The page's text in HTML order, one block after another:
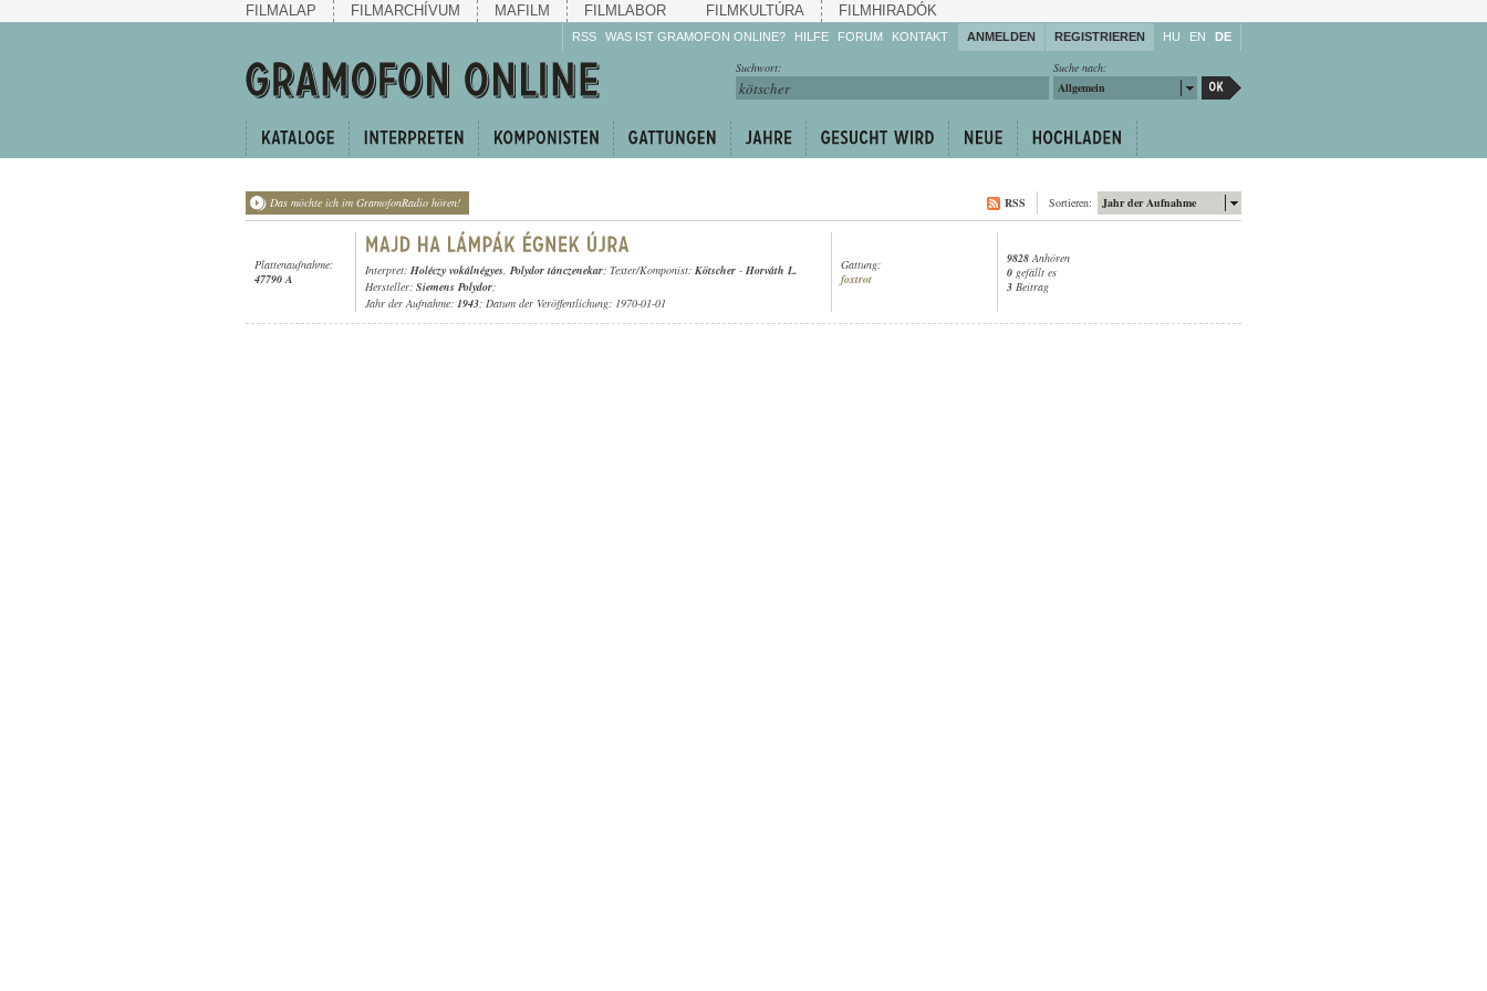
FILMALAP FILMARCHÍVUM MAFILM FILMLABOR FILMKULTÚRA FILMHIRADÓK
RSS WAS IST GRAMOFON ONLINE? HILFE
Machen Sie mit!
weiter!
FORUM KONTAKT ANMELDEN REGISTRIEREN HU EN DE
Suche nach:
Allgemein
Suchwort:
Das möchte ich im GramofonRadio hören! Jahr der Aufnahme
Sortieren:
RSS
Plattenaufnahme:
47790 A
Interpret: Holéczy vokálnégyes, Polydor tánczenekar; Texter/Komponist: Kötscher - Horváth L.
Hersteller: Siemens Polydor;
Jahr der Aufnahme: 1943; Datum der Veröffentlichung: 1970-01-01
Gattung:
foxtrot
9828 Anhören
0 gefällt es
3 Beitrag